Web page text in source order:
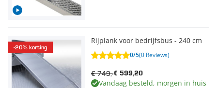
-20% korting
Rijplank voor bedrijfsbus - 240 cm
0/5(0 Reviews)
€ 599,20
€ 749,-
Vandaag besteld, morgen in huis